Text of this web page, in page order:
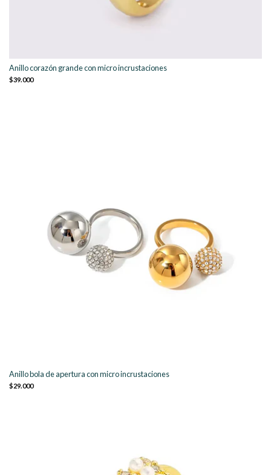
Anillo corazón grande con micro incrustaciones
$39.000
Anillo bola de apertura con micro incrustaciones
$29.000